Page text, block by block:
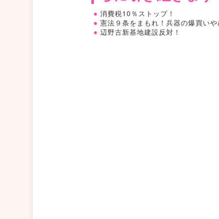
消費税10％ストップ！
憲法９条をまもれ！兵器の爆買い
辺野古新基地建設反対！